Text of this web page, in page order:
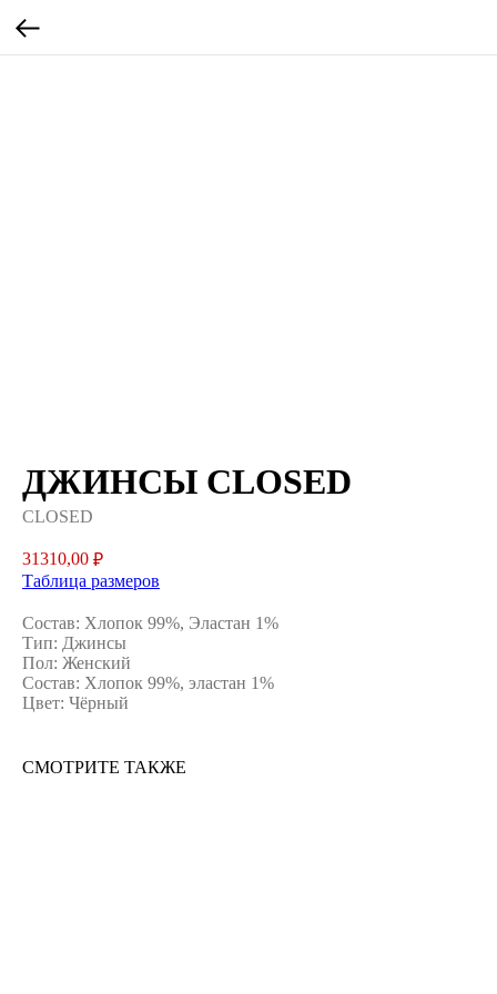
ДЖИНСЫ CLOSED
CLOSED
31310,00 ₽
Таблица размеров
Состав: Хлопок 99%, Эластан 1%
Тип: Джинсы
Пол: Женский
Состав: Хлопок 99%, эластан 1%
Цвет: Чёрный
СМОТРИТЕ ТАКЖЕ